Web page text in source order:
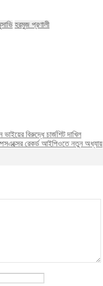
হরমুজ প্রণালী
বিরুদ্ধে চার্জশিট দাখিল
রেকর্ড আইপিওতে নতুন অধ্যায়